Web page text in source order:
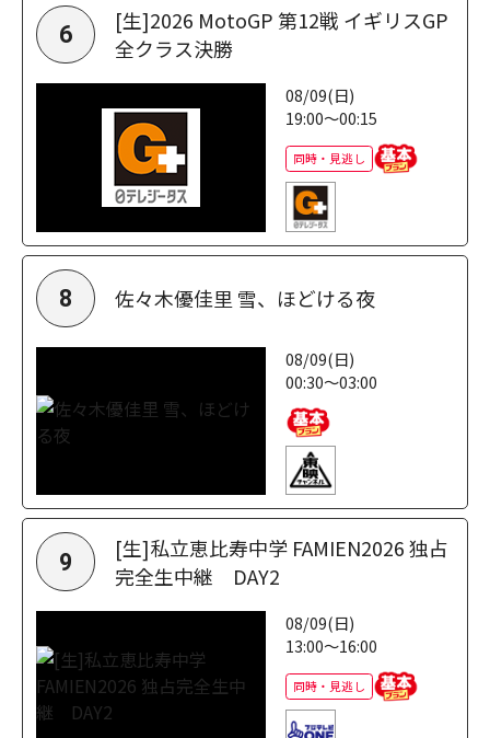
6
[生]2026 MotoGP 第12戦 イギリスGP
全クラス決勝
08/09(日)
19:00～00:15
同時・見逃し
8 佐々木優佳里 雪、ほどける夜
08/09(日)
00:30～03:00
9
[生]私立恵比寿中学 FAMIEN2026 独占
完全生中継 DAY2
08/09(日)
13:00～16:00
同時・見逃し